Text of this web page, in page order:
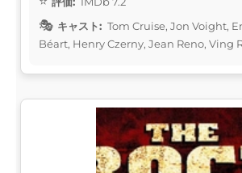
キャスト: Tom Cruise, Jon Voight,
Béart, Henry Czerny, Jean Reno, Ving